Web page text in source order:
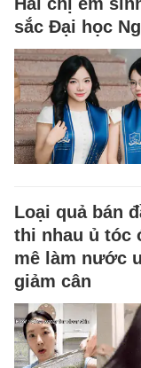
sắc Đại học
Loại quả bán
thi nhau ủ tóc
mê làm nước
giảm cân